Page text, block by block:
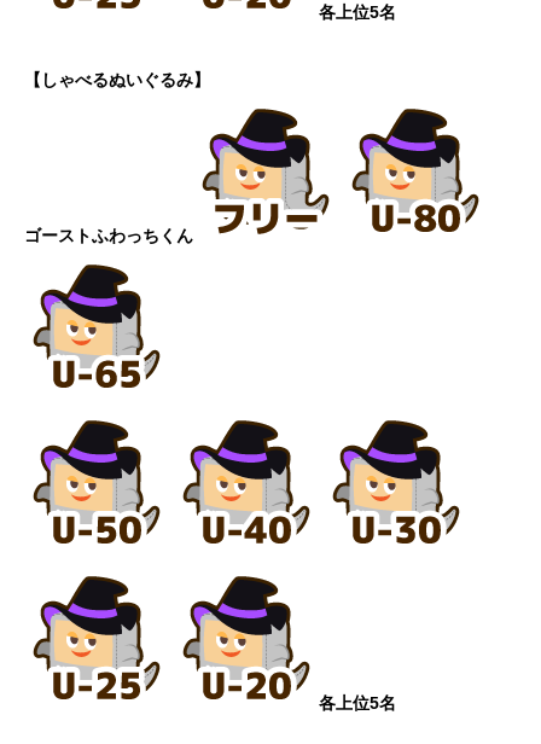
各上位5名
【しゃべるぬいぐるみ】
ゴーストふわっちくん
各上位5名